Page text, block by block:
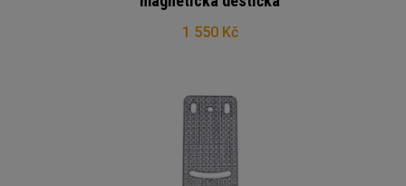
1 550 Kč